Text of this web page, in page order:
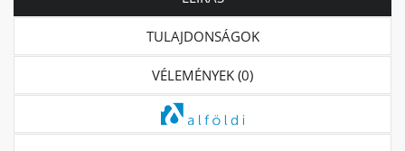
TULAJDONSÁGOK
VÉLEMÉNYEK (0)